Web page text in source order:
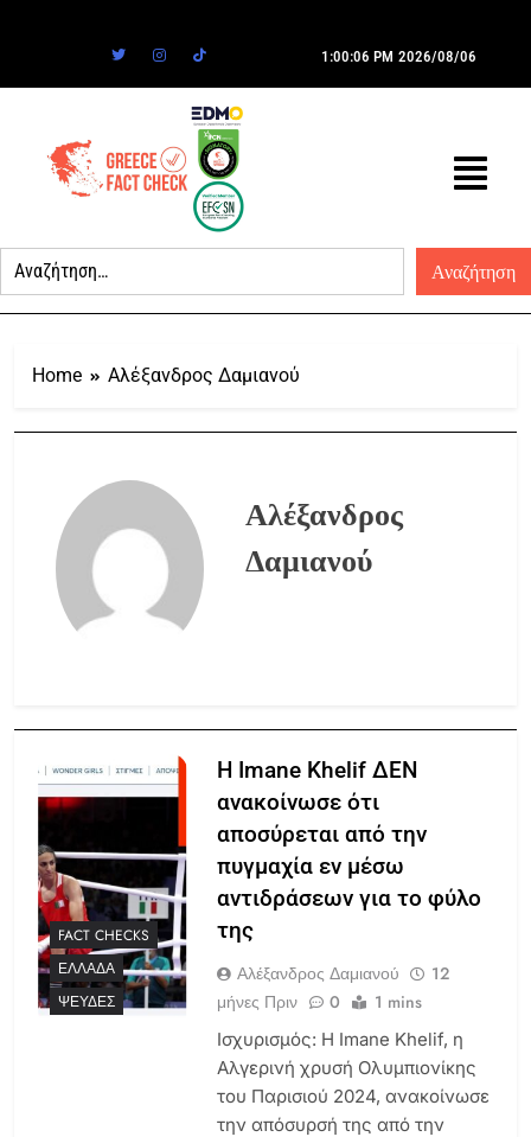
1:00:06 PM 2026/08/06
Home Αλέξανδρος Δαμιανού
Αλέξανδρος
Δαμιανού
FACT CHECKS
ΕΛΛΆΔΑ
ΨΕΥΔΈΣ
Η Imane Khelif ΔΕΝ
ανακοίνωσε ότι
αποσύρεται από την
πυγμαχία εν μέσω
αντιδράσεων για το φύλο
της
Αλέξανδρος Δαμιανού
12
μήνες Πριν
0 1 mins
Ισχυρισμός: Η Imane Khelif, η
Αλγερινή χρυσή Ολυμπιονίκης
του Παρισιού 2024, ανακοίνωσε
την απόσυρσή της από την